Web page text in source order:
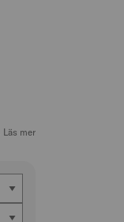
Läs mer